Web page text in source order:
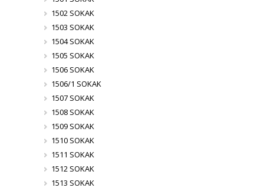
1502 SOKAK
1503 SOKAK
1504 SOKAK
1505 SOKAK
1506 SOKAK
1506/1 SOKAK
1507 SOKAK
1508 SOKAK
1509 SOKAK
1510 SOKAK
1511 SOKAK
1512 SOKAK
1513 SOKAK